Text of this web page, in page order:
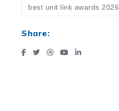
best unit link awards 2026
Share: